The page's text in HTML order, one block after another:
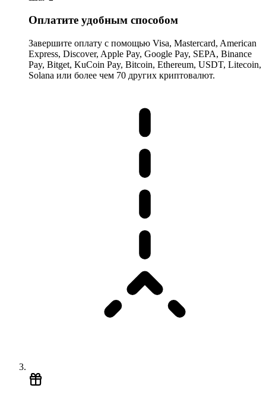
Оплатите удобным способом
Завершите оплату с помощью Visa, Mastercard, American
Express, Discover, Apple Pay, Google Pay, SEPA, Binance
Pay, Bitget, KuCoin Pay, Bitcoin, Ethereum, USDT, Litecoin,
Solana или более чем 70 других криптовалют.